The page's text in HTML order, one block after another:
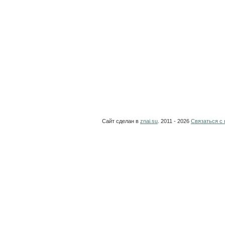
Сайт сделан в znai.su . 2011 - 2026 Связаться с